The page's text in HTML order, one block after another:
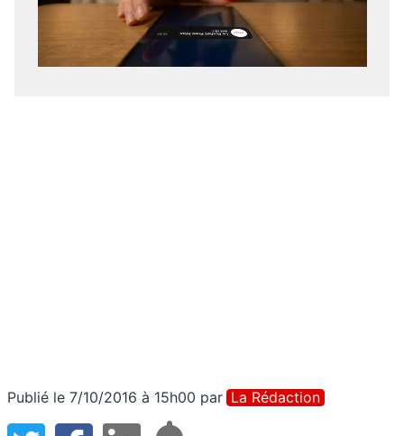
Publié le 7/10/2016 à 15h00 par La Rédaction